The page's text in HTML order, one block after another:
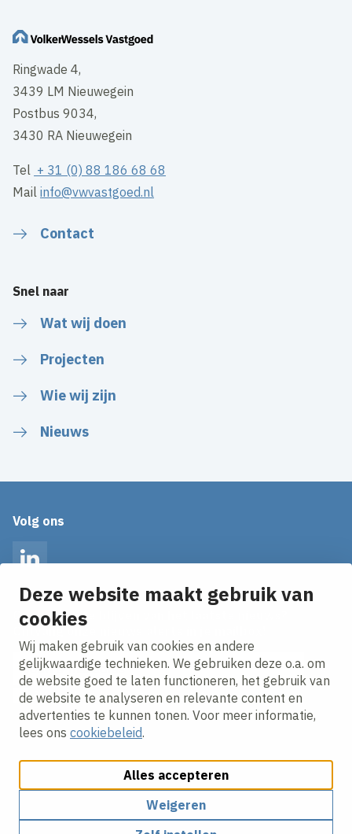
Deze website maakt gebruik van
cookies
Wij maken gebruik van cookies en andere
gelijkwaardige technieken. We gebruiken deze o.a. om
de website goed te laten functioneren, het gebruik van
de website te analyseren en relevante content en
advertenties te kunnen tonen. Voor meer informatie,
lees ons cookiebeleid.
Alles accepteren
Weigeren
Ringwade 4,
3439 LM Nieuwegein
Postbus 9034,
3430 RA Nieuwegein
Tel + 31 (0) 88 186 68 68
Mailinfo@vwvastgoed.nl
Contact
Snel naar
Wat wij doen
Projecten
Wie wij zijn
Nieuws
Volg ons
Op de hoogte blijven van het laatste nieuws?
E-mailadres
Ik ga akkoord met hetprivacy statement.
Cookies aanpassenCookie beleidPrivacy policy